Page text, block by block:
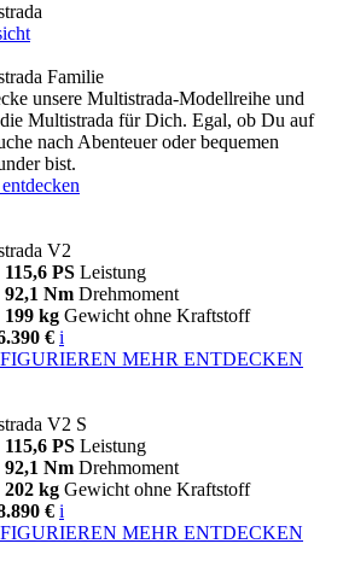
Familie
unsere Multistrada-Modellreihe und
Multistrada für Dich. Egal, ob Du auf
nach Abenteuer oder bequemen
bist.
V2
115,6 PS Leistung
92,1 Nm Drehmoment
199 kg Gewicht ohne Kraftstoff
€ i
MEHR ENTDECKEN
V2 S
115,6 PS Leistung
92,1 Nm Drehmoment
202 kg Gewicht ohne Kraftstoff
€ i
MEHR ENTDECKEN